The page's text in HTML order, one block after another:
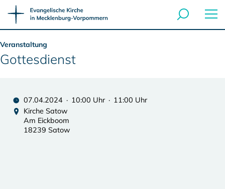
Veranstaltung
Gottesdienst
07.04.2024 · 10:00 Uhr · 11:00 Uhr
Kirche Satow
Am Eickboom
18239 Satow